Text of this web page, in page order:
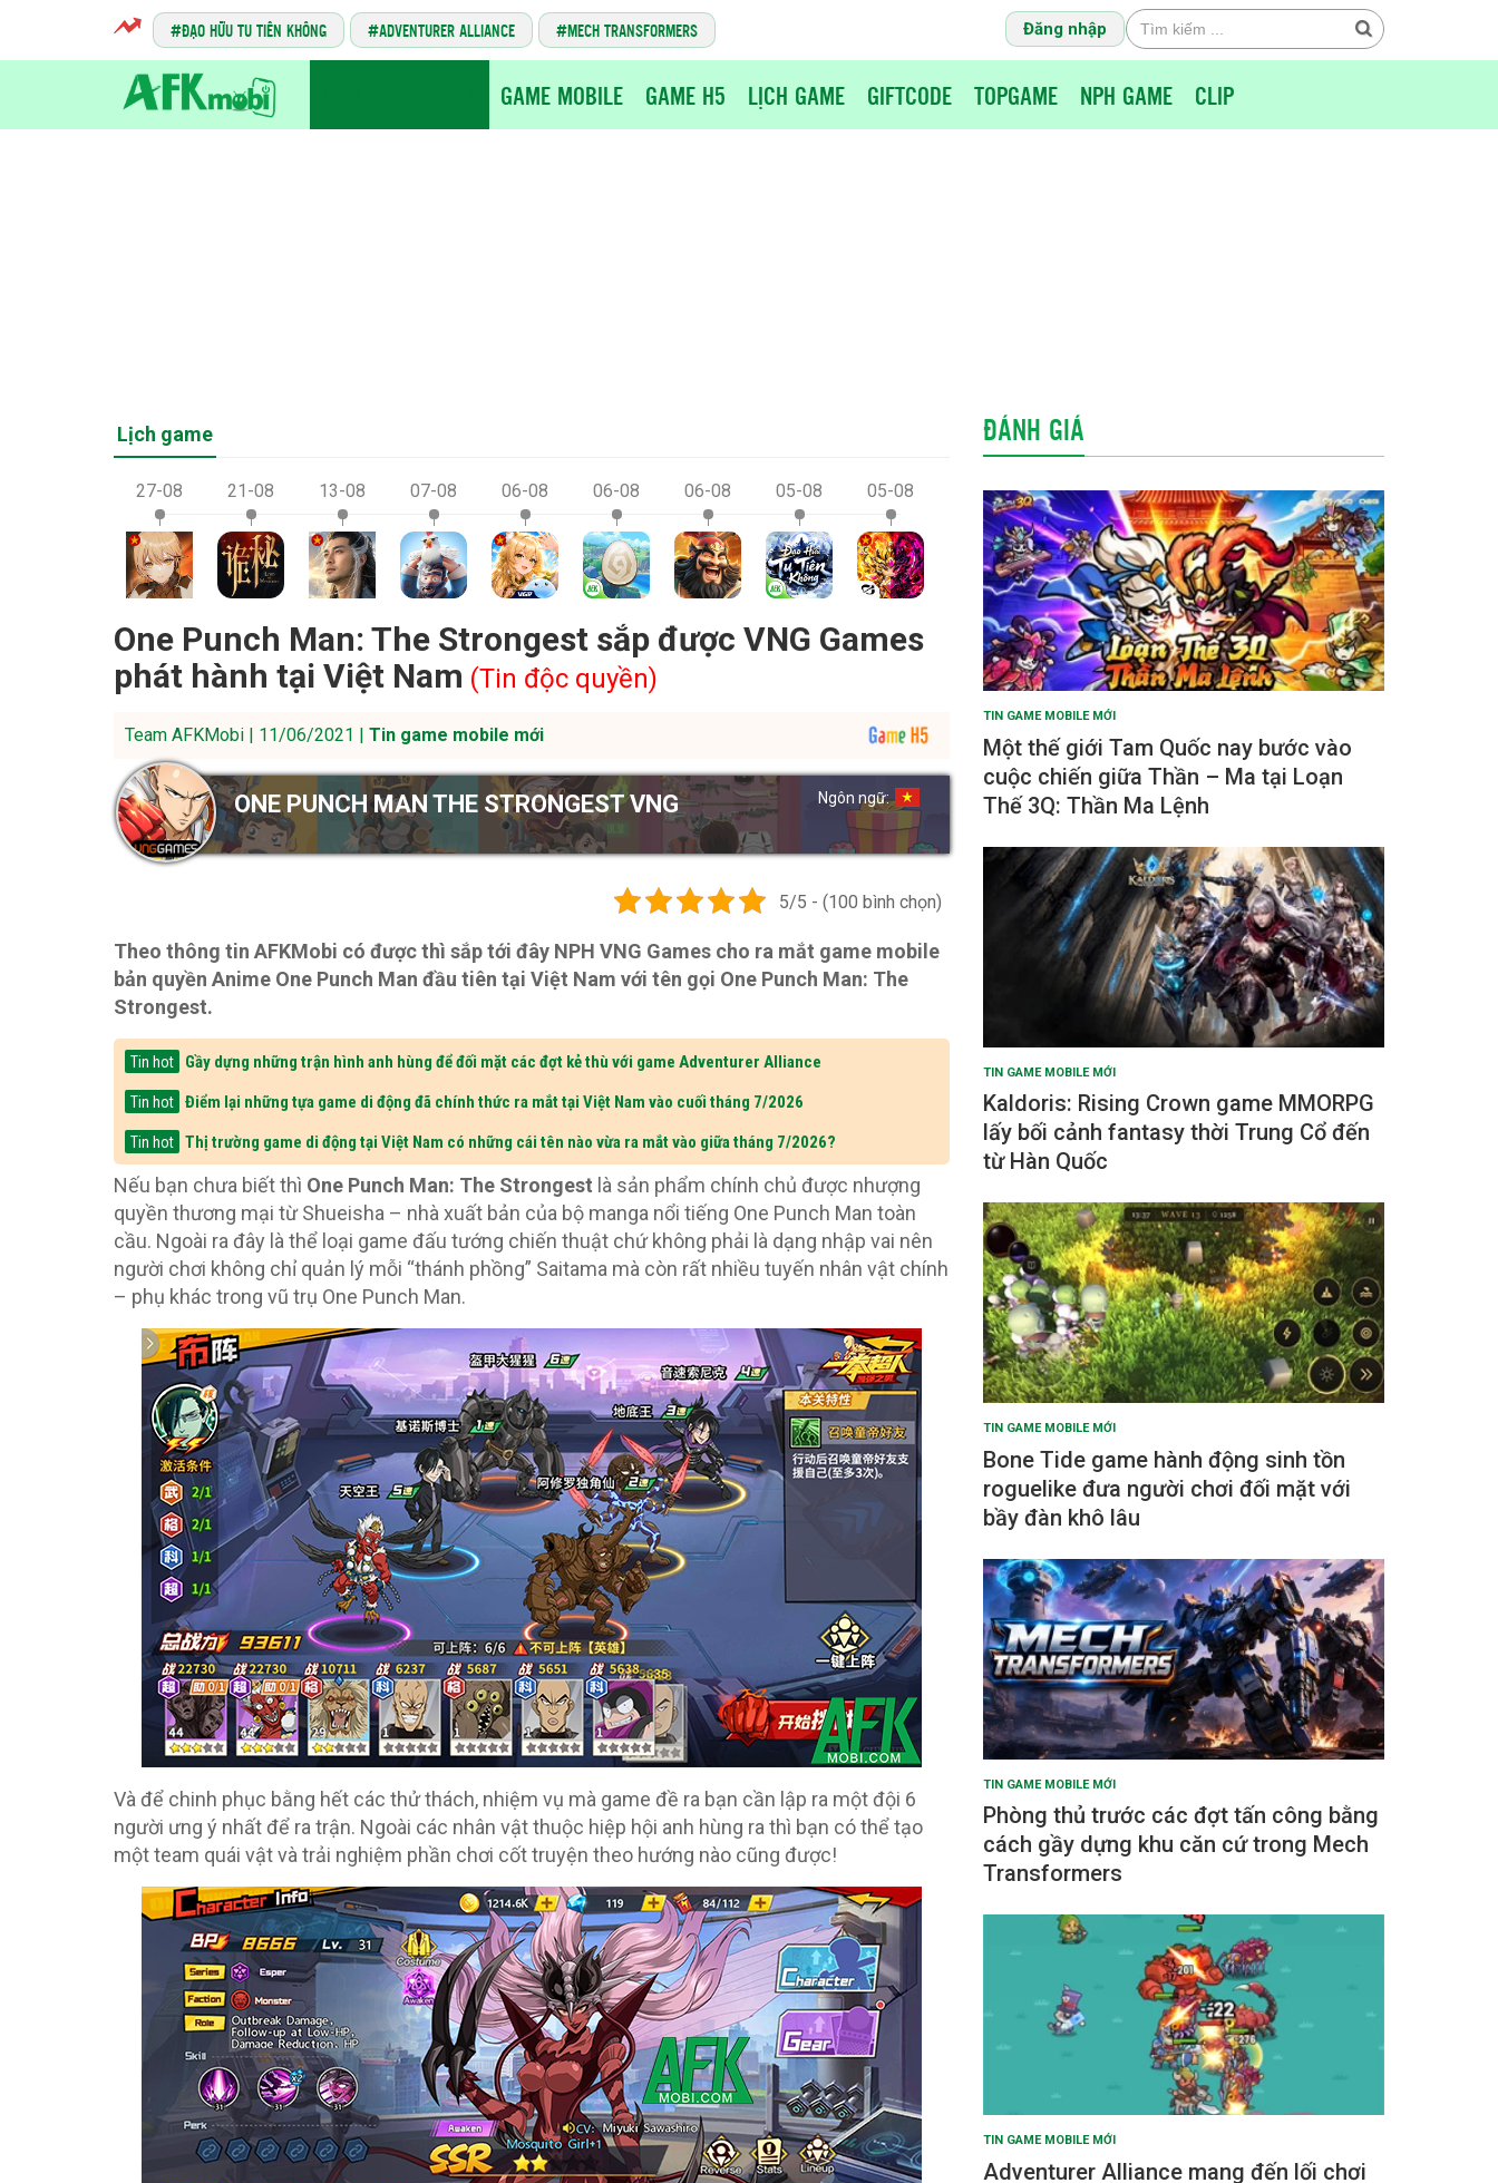
ĐẠO HỮU TU TIÊN KHÔNG ADVENTURER ALLIANCE MECH TRANSFORMERS Đăng nhập
GAME MOBILE GAME H5 LỊCH GAME GIFTCODE TOPGAME NPH GAME CLIP
Lịch game
27-08 21-08 13-08 07-08 06-08 06-08 06-08 05-08 05-08
One Punch Man: The Strongest sắp được VNG Games
phát hành tại Việt Nam (Tin độc quyền)
Team AFKMobi | 11/06/2021 | Tin game mobile mới
ONE PUNCH MAN THE STRONGEST VNG Ngôn ngữ:
5/5 - (100 bình chọn)
Theo thông tin AFKMobi có được thì sắp tới đây NPH VNG Games cho ra mắt game mobile
bản quyền Anime One Punch Man đầu tiên tại Việt Nam với tên gọi One Punch Man: The
Strongest.
Tin hot Gầy dựng những trận hình anh hùng để đối mặt các đợt kẻ thù với game Adventurer Alliance
Tin hot Điểm lại những tựa game di động đã chính thức ra mắt tại Việt Nam vào cuối tháng 7/2026
Tin hot Thị trường game di động tại Việt Nam có những cái tên nào vừa ra mắt vào giữa tháng 7/2026?
Nếu bạn chưa biết thì One Punch Man: The Strongest là sản phẩm chính chủ được nhượng
quyền thương mại từ Shueisha – nhà xuất bản của bộ manga nổi tiếng One Punch Man toàn
cầu. Ngoài ra đây là thể loại game đấu tướng chiến thuật chứ không phải là dạng nhập vai nên
người chơi không chỉ quản lý mỗi “thánh phồng” Saitama mà còn rất nhiều tuyến nhân vật chính
– phụ khác trong vũ trụ One Punch Man.
Và để chinh phục bằng hết các thử thách, nhiệm vụ mà game đề ra bạn cần lập ra một đội 6
người ưng ý nhất để ra trận. Ngoài các nhân vật thuộc hiệp hội anh hùng ra thì bạn có thể tạo
một team quái vật và trải nghiệm phần chơi cốt truyện theo hướng nào cũng được!
ĐÁNH GIÁ
TIN GAME MOBILE MỚI
Một thế giới Tam Quốc nay bước vào
cuộc chiến giữa Thần – Ma tại Loạn
Thế 3Q: Thần Ma Lệnh
TIN GAME MOBILE MỚI
Kaldoris: Rising Crown game MMORPG
lấy bối cảnh fantasy thời Trung Cổ đến
từ Hàn Quốc
TIN GAME MOBILE MỚI
Bone Tide game hành động sinh tồn
roguelike đưa người chơi đối mặt với
bầy đàn khô lâu
TIN GAME MOBILE MỚI
Phòng thủ trước các đợt tấn công bằng
cách gầy dựng khu căn cứ trong Mech
Transformers
TIN GAME MOBILE MỚI
Adventurer Alliance mang đến lối chơi